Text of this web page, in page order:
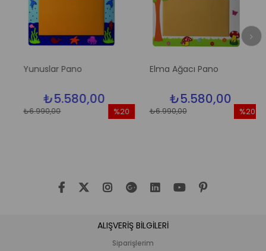
Yunuslar Pano
₺5.580,00
₺6.990,00
%20
Elma Ağacı Pano
₺5.580,00
₺6.990,00
%20
ALIŞVERİŞ BİLGİLERİ
Siparişlerim